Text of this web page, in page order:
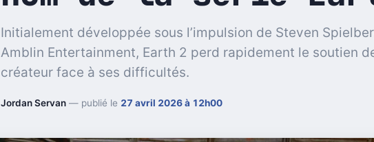
Initialement développée sous l’impulsion de Steven
Amblin Entertainment, Earth 2 perd rapidement le soutien
créateur face à ses difficultés.
Jordan Servan — publié le 27 avril 2026 à 12h00